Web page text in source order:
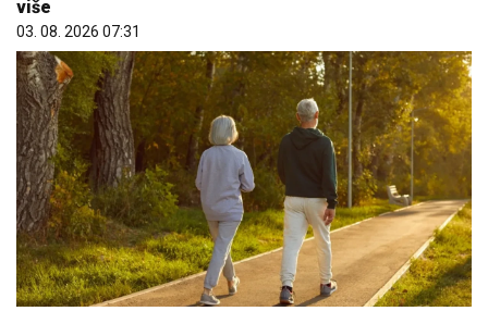
više
03. 08. 2026 07:31